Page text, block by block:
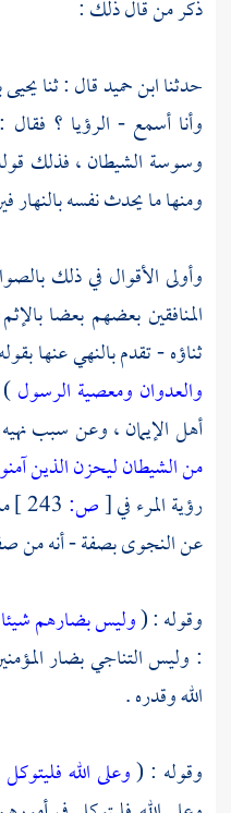
ذكر من قال ذلك :
حدثناابن حميدقال : ثنا
وأنا أسمع - الرؤيا ؟ فقال
وسوسة الشيطان ، فذلك
ومنها ما يحدث نفسه بالنهار
وأولى الأقوال في ذلك
المنافقين بعضهم بعضا
ثناؤه - تقدم بالنهي عنها
والعدوان ومعصية الرسول)
أهل الإيمان ، وعن سبب
من الشيطان ليحزن الذين
رؤية المرء في[ص:
عن النجوى بصفة - أنه من
وقوله : (وليس بضارهم شيئا
: وليس التناجي بضار
الله وقدره .
وقوله : (وعلى الله